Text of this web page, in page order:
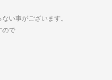
い事がございます。
ので